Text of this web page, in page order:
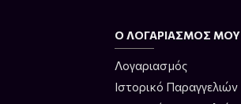
Ο ΛΟΓΑΡΙΑΣΜΌΣ ΜΟΥ
Λογαριασμός
Ιστορικό Παραγγελιών